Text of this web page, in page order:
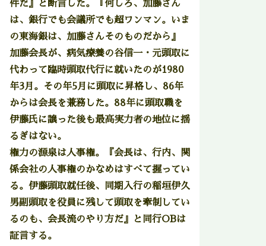
件だ』と断言した。『何しろ、加藤さん
は、銀行でも会議所でも超ワンマン。いま
の東海銀は、加藤さんそのものだから』
加藤会長が、病気療養の谷信一・元頭取に
代わって臨時頭取代行に就いたのが1980
年3月。その年5月に頭取に昇格し、86年
からは会長を兼務した。88年に頭取職を
伊藤氏に譲った後も最高実力者の地位に揺
るぎはない。
権力の源泉は人事権。『会長は、行内、関
係会社の人事権のかなめはすべて握ってい
る。伊藤頭取就任後、同期入行の稲垣伊久
男副頭取を役員に残して頭取を牽制してい
るのも、会長流のやり方だ』と同行OBは
証言する。